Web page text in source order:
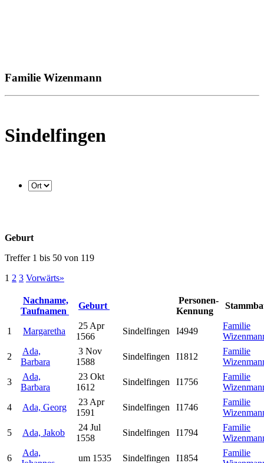
Familie Wizenmann
Sindelfingen
Geburt
Treffer 1 bis 50 von 119
1 2 3 Vorwärts»
Nachname,
Taufnamen
Geburt
Personen-
Kennung
1 Margaretha
25 Apr
1566
Sindelfingen I4949
Familie
2
Ada,
Barbara
3 Nov
1588
Sindelfingen I1812
Familie
3
Ada,
Barbara
23 Okt
1612
Sindelfingen I1756
Familie
4
Ada, Georg
23 Apr
1591
Sindelfingen I1746
Familie
5
Ada, Jakob
24 Jul
1558
Sindelfingen I1794
Familie
6
Ada,
um 1535 Sindelfingen I1854
Familie